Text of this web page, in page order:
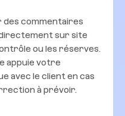
des commentaires
sur site
ou les réserves.
appuie votre
avec le client en cas
à prévoir.